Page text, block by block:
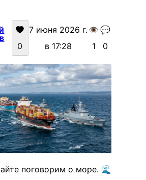
0
7 июня 2026 г.
в 17:28
👁️
1
💬
0
поговорим о море. 🌊